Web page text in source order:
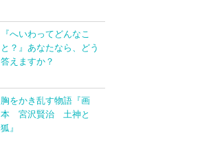
『へいわってどんなこ
と？』あなたなら、どう
答えますか？
胸をかき乱す物語『画
本 宮沢賢治 土神と
狐』